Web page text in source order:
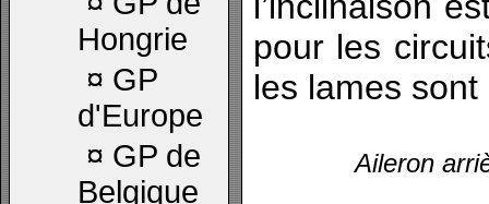
Hongrie
¤ GP
d'Europe
¤ GP de
Belgique
pour les
les lames
Aileron